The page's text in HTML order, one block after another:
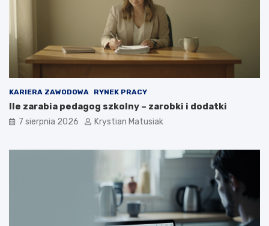
KARIERA ZAWODOWA RYNEK PRACY
Ile zarabia pedagog szkolny – zarobki i dodatki
7 sierpnia 2026 Krystian Matusiak